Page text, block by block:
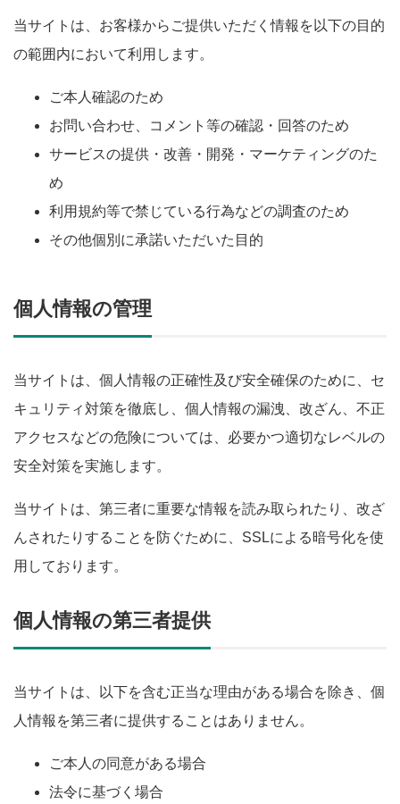
当サイトは、お客様からご提供いただく情報を以下の目的
の範囲内において利用します。
ご本人確認のため
お問い合わせ、コメント等の確認・回答のため
サービスの提供・改善・開発・マーケティングのた
め
利用規約等で禁じている行為などの調査のため
その他個別に承諾いただいた目的
個人情報の管理
当サイトは、個人情報の正確性及び安全確保のために、セ
キュリティ対策を徹底し、個人情報の漏洩、改ざん、不正
アクセスなどの危険については、必要かつ適切なレベルの
安全対策を実施します。
当サイトは、第三者に重要な情報を読み取られたり、改ざ
んされたりすることを防ぐために、SSLによる暗号化を使
用しております。
個人情報の第三者提供
当サイトは、以下を含む正当な理由がある場合を除き、個
人情報を第三者に提供することはありません。
ご本人の同意がある場合
法令に基づく場合